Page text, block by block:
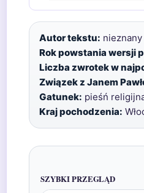
Autor tekstu:
Rok powstania wersji
Liczba zwrotek w
Związek z Janem
Gatunek: pieśń
Kraj pochodzenia:
SZYBKI PRZEGLĄD